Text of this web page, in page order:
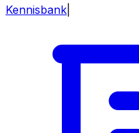
Kennisbank